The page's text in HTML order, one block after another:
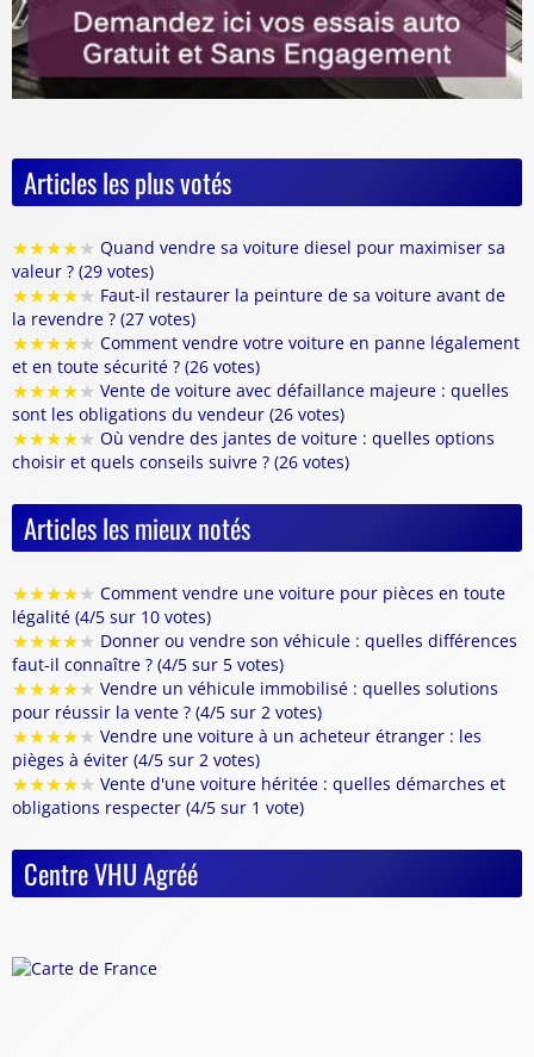
Articles les plus votés
★★★★★ Quand vendre sa voiture diesel pour maximiser sa
valeur ? (29 votes)
★★★★★ Faut-il restaurer la peinture de sa voiture avant de
la revendre ? (27 votes)
★★★★★ Comment vendre votre voiture en panne légalement
et en toute sécurité ? (26 votes)
★★★★★ Vente de voiture avec défaillance majeure : quelles
sont les obligations du vendeur (26 votes)
★★★★★ Où vendre des jantes de voiture : quelles options
choisir et quels conseils suivre ? (26 votes)
Articles les mieux notés
★★★★★ Comment vendre une voiture pour pièces en toute
légalité (4/5 sur 10 votes)
★★★★★ Donner ou vendre son véhicule : quelles différences
faut-il connaître ? (4/5 sur 5 votes)
★★★★★ Vendre un véhicule immobilisé : quelles solutions
pour réussir la vente ? (4/5 sur 2 votes)
★★★★★ Vendre une voiture à un acheteur étranger : les
pièges à éviter (4/5 sur 2 votes)
★★★★★ Vente d'une voiture héritée : quelles démarches et
obligations respecter (4/5 sur 1 vote)
Centre VHU Agréé